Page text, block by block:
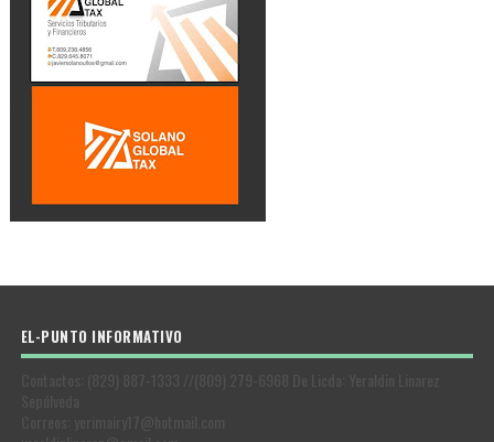
EL-PUNTO INFORMATIVO